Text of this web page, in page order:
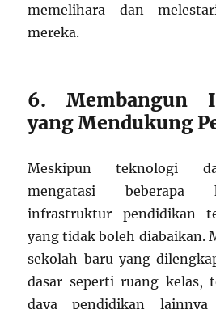
memelihara dan
mereka.
6. Membangun
yang Mendukung
Meskipun teknologi
mengatasi beberapa
infrastruktur pendidikan
yang tidak boleh diabaikan.
sekolah baru yang
dasar seperti ruang kelas,
daya pendidikan